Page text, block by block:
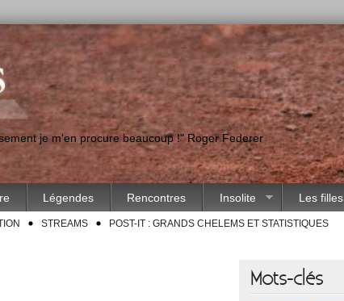
je m'en procure beaucoup !" Roger Federer
Légendes Rencontres Insolite Les filles
STREAMS POST-IT : GRANDS CHELEMS ET STATISTIQUES
Mots-clés